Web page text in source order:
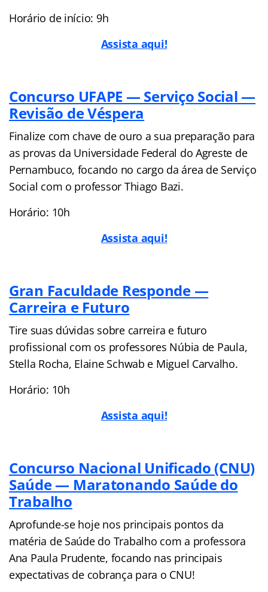
Horário de início: 9h
Assista aqui!
Concurso UFAPE — Serviço Social —
Revisão de Véspera
Finalize com chave de ouro a sua preparação para
as provas da Universidade Federal do Agreste de
Pernambuco, focando no cargo da área de Serviço
Social com o professor Thiago Bazi.
Horário: 10h
Assista aqui!
Gran Faculdade Responde —
Carreira e Futuro
Tire suas dúvidas sobre carreira e futuro
profissional com os professores Núbia de Paula,
Stella Rocha, Elaine Schwab e Miguel Carvalho.
Horário: 10h
Assista aqui!
Concurso Nacional Unificado (CNU)
Saúde — Maratonando Saúde do
Trabalho
Aprofunde-se hoje nos principais pontos da
matéria de Saúde do Trabalho com a professora
Ana Paula Prudente, focando nas principais
expectativas de cobrança para o CNU!